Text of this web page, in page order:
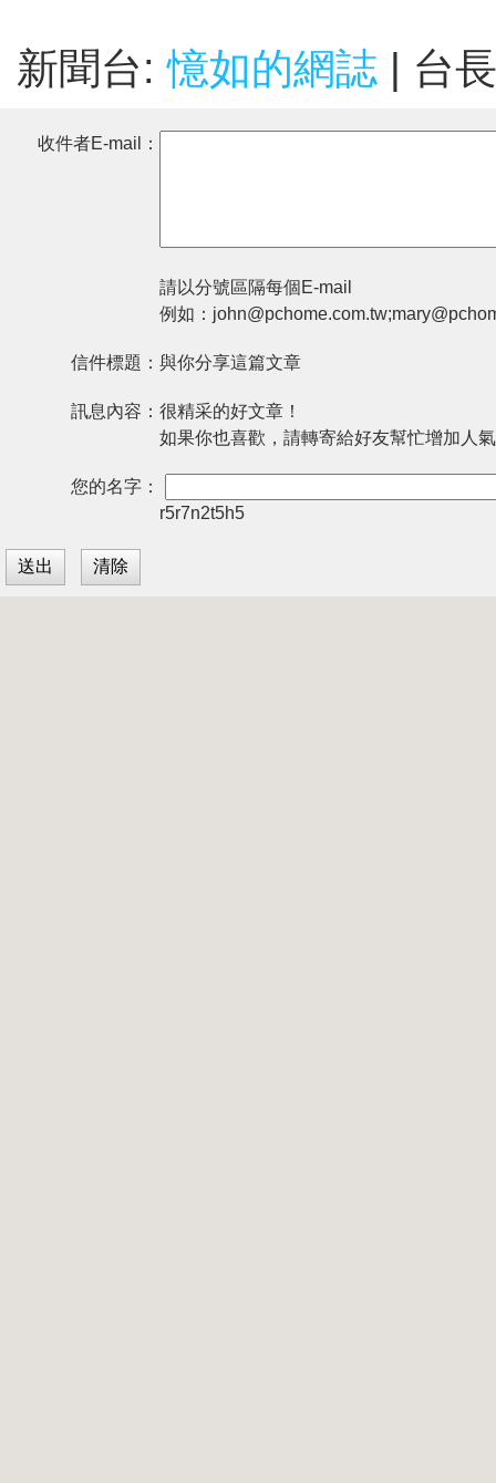
新聞台:憶如的網誌 | 台
收件者E-mail：
請以分號區隔每個E-mail
例如：
信件標題： 與你分享這篇文章
訊息內容： 很精采的好文章！
如果你也喜歡，請轉寄給好友幫忙增加人
您的名字：
r5r7n2t5h5